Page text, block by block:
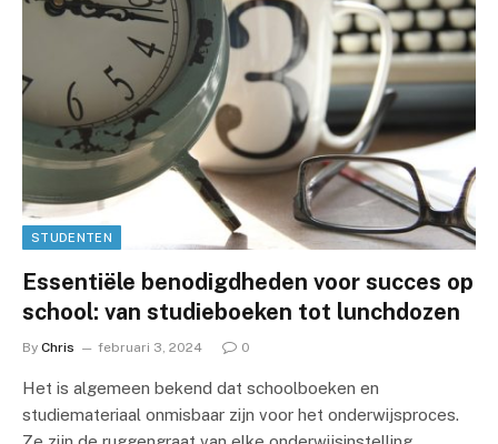
STUDENTEN
Essentiële benodigdheden voor succes op
school: van studieboeken tot lunchdozen
By Chris februari 3, 2024 0
Het is algemeen bekend dat schoolboeken en
studiemateriaal onmisbaar zijn voor het onderwijsproces.